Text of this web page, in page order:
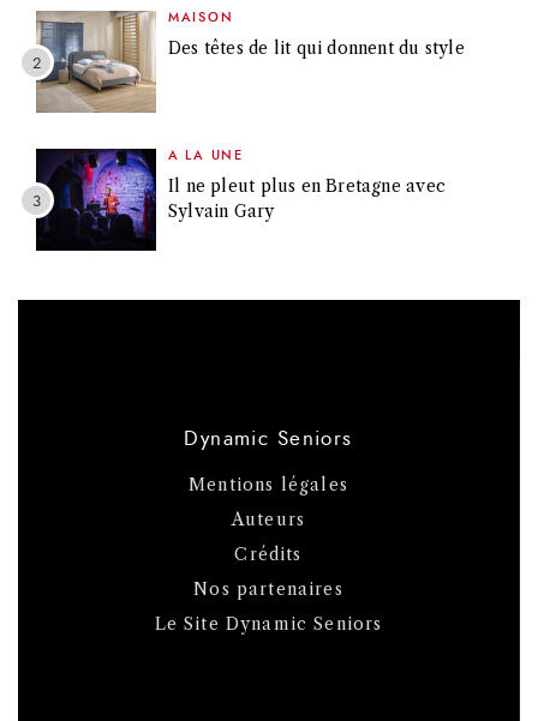
MAISON
Des têtes de lit qui donnent du style
A LA UNE
Il ne pleut plus en Bretagne avec
Sylvain Gary
Dynamic Seniors
Mentions légales
Auteurs
Crédits
Nos partenaires
Le Site Dynamic Seniors